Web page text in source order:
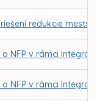
redukcie
NFP v rámci
NFP v rámci